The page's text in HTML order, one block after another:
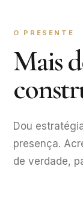
O PRESENTE
Mais
Dou
presença.
de verdade,